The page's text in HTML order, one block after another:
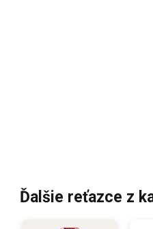
Ďalšie reťazce z